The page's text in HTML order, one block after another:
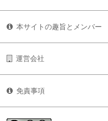
本サイトの趣旨とメンバー
運営会社
免責事項